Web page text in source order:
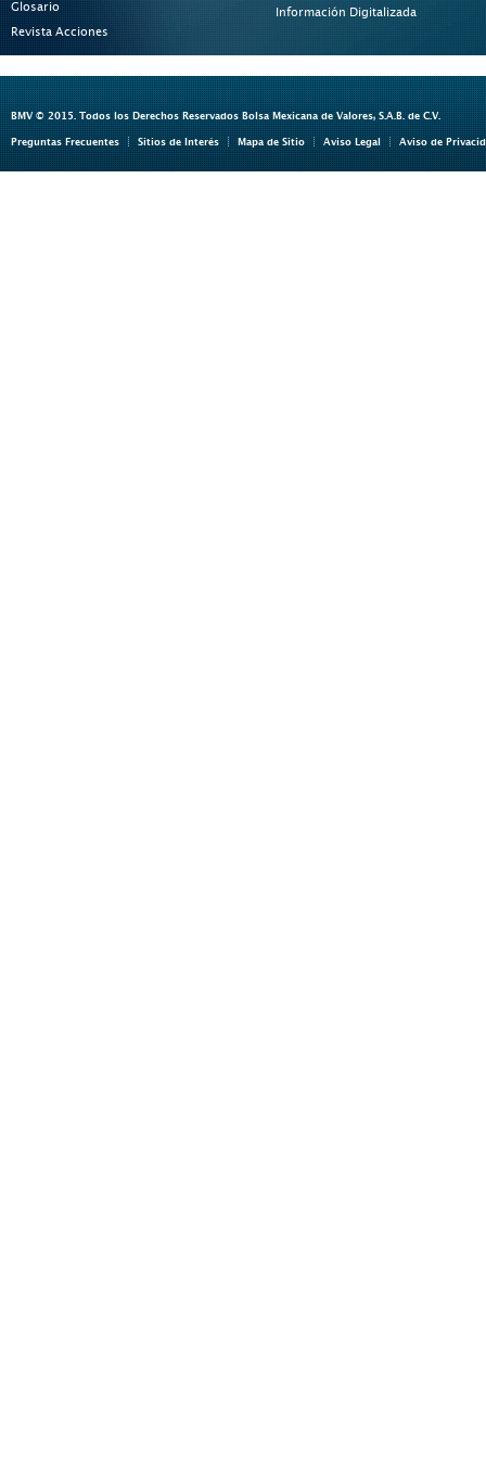
Glosario
Revista Acciones
Información Digitalizada
BMV © 2015. Todos los Derechos Reservados Bolsa Mexicana de Valores, S.A.B. de C.V.
Preguntas Frecuentes Sitios de Interés Mapa de Sitio Aviso Legal Aviso de